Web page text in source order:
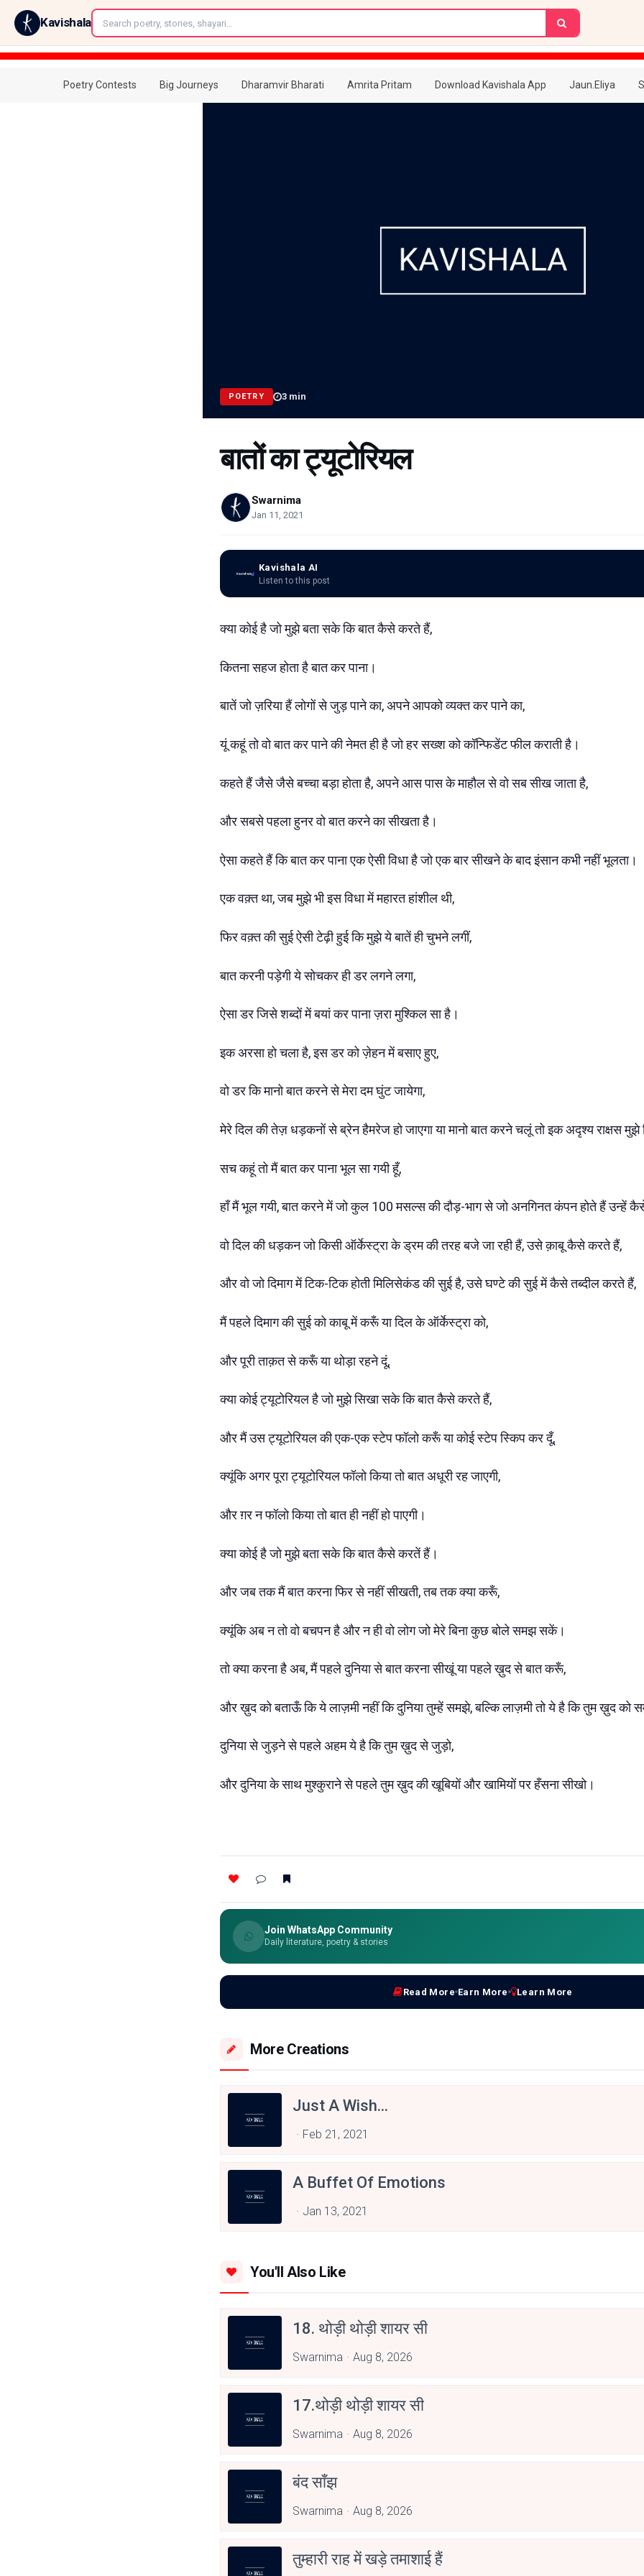
Kavishala
Poetry Contests Big Journeys Dharamvir Bharati Amrita Pritam Download Kavishala App Jaun.Eliya
POETRY 3min
बातों का ट्यूटोरियल
Swarnima
Jan 11, 2021
Kavishala AI
Listen to this post
क्या कोई है जो मुझे बता सके कि बात कैसे करते हैं,
कितना सहज होता है बात कर पाना।
बातें जो ज़रिया हैं लोगों से जुड़ पाने का, अपने आपको व्यक्त कर पाने का,
यूं कहूं तो वो बात कर पाने की नेमत ही है जो हर सख्श को कॉन्फिडेंट फील कराती है।
कहते हैं जैसे जैसे बच्चा बड़ा होता है, अपने आस पास के माहौल से वो सब सीख जाता है,
और सबसे पहला हुनर वो बात करने का सीखता है।
ऐसा कहते हैं कि बात कर पाना एक ऐसी विधा है जो एक बार सीखने के बाद इंसान कभी नहीं भूलता।
एक वक़्त था, जब मुझे भी इस विधा में महारत हांशील थी,
फिर वक़्त की सुई ऐसी टेढ़ी हुई कि मुझे ये बातें ही चुभने लगीं,
बात करनी पड़ेगी ये सोचकर ही डर लगने लगा,
ऐसा डर जिसे शब्दों में बयां कर पाना ज़रा मुश्किल सा है।
इक अरसा हो चला है, इस डर को ज़ेहन में बसाए हुए,
वो डर कि मानो बात करने से मेरा दम घुंट जायेगा,
मेरे दिल की तेज़ धड़कनों से ब्रेन हैमरेज हो जाएगा या मानो बात करने चलूं तो इक अदृश्य राक्षस मुझे
सच कहूं तो मैं बात कर पाना भूल सा गयी हूँ,
हाँ मैं भूल गयी, बात करने में जो कुल 100 मसल्स की दौड़-भाग से जो अनगिनत कंपन होते हैं उन्हें
वो दिल की धड़कन जो किसी ऑर्केस्ट्रा के ड्रम की तरह बजे जा रही हैं, उसे क़ाबू कैसे करते हैं,
और वो जो दिमाग में टिक-टिक होती मिलिसेकंड की सुई है, उसे घण्टे की सुई में कैसे तब्दील करते हैं,
मैं पहले दिमाग की सुई को काबू में करूँ या दिल के ऑर्केस्ट्रा को,
और पूरी ताक़त से करूँ या थोड़ा रहने दूं,
क्या कोई ट्यूटोरियल है जो मुझे सिखा सके कि बात कैसे करते हैं,
और मैं उस ट्यूटोरियल की एक-एक स्टेप फॉलो करूँ या कोई स्टेप स्किप कर दूँ,
क्यूंकि अगर पूरा ट्यूटोरियल फॉलो किया तो बात अधूरी रह जाएगी,
और ग़र न फॉलो किया तो बात ही नहीं हो पाएगी।
क्या कोई है जो मुझे बता सके कि बात कैसे करतें हैं।
और जब तक मैं बात करना फिर से नहीं सीखती, तब तक क्या करूँ,
क्यूंकि अब न तो वो बचपन है और न ही वो लोग जो मेरे बिना कुछ बोले समझ सकें।
तो क्या करना है अब, मैं पहले दुनिया से बात करना सीखूं या पहले ख़ुद से बात करूँ,
और ख़ुद को बताऊँ कि ये लाज़मी नहीं कि दुनिया तुम्हें समझे, बल्कि लाज़मी तो ये है कि तुम ख़ुद को
दुनिया से जुड़ने से पहले अहम ये है कि तुम ख़ुद से जुड़ो,
और दुनिया के साथ मुश्कुराने से पहले तुम ख़ुद की खूबियों और खामियों पर हँसना सीखो।
Join WhatsApp Community
Daily literature, poetry & stories
Read More Earn More Learn More
More Creations
Just A Wish...
Feb 21, 2021
A Buffet Of Emotions
Jan 13, 2021
You'll Also Like
18. थोड़ी थोड़ी शायर सी
Swarnima Aug 8, 2026
17.थोड़ी थोड़ी शायर सी
Swarnima Aug 8, 2026
बंद साँझ
Swarnima Aug 8, 2026
तुम्हारी राह में खड़े तमाशाई हैं